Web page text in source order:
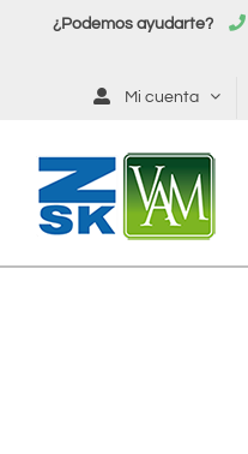
¿Podemos ayudarte?
Mi cuenta